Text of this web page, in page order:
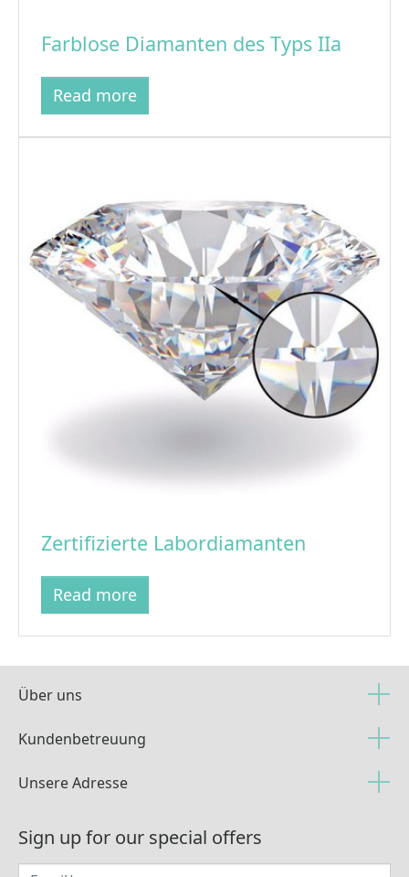
Farblose Diamanten des Typs IIa
Read more
Zertifizierte Labordiamanten
Read more
Über uns
Kundenbetreuung
Unsere Adresse
Sign up for our special offers